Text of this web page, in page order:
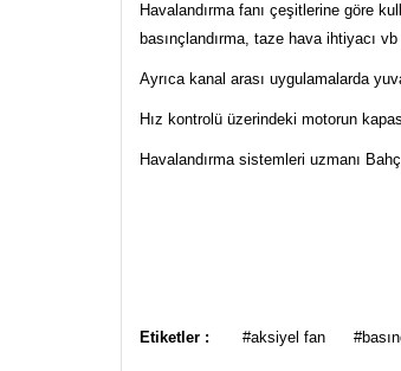
Havalandırma fanı çeşitlerine göre
basınçlandırma, taze hava ihtiyacı
Ayrıca kanal arası uygulamalarda
Hız kontrolü üzerindeki motorun
Havalandırma sistemleri uzmanı
Etiketler : #aksiyel fan